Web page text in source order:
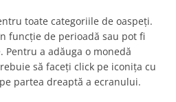
toate categoriile de oaspeți.
funcție de perioadă sau pot fi
a adăuga o monedă
să faceți click pe iconița cu
partea dreaptă a ecranului.